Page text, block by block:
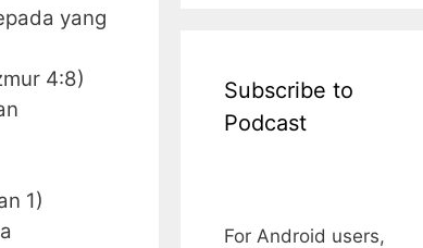
yang
4:8)
1)
Subscribe to
Podcast
For Android users,